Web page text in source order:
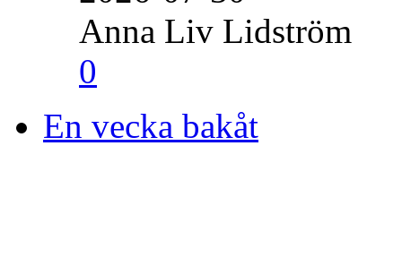
Anna Liv Lidström
0
En vecka bakåt